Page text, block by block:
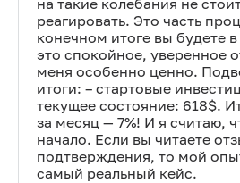
на такие колебания не
реагировать. Это часть
конечном итоге вы будете
это спокойное, уверенное
меня особенно ценно.
итоги: – стартовые
текущее состояние: 618$.
за месяц — 7%! И я считаю,
начало. Если вы читаете
подтверждения, то мой
самый реальный кейс.